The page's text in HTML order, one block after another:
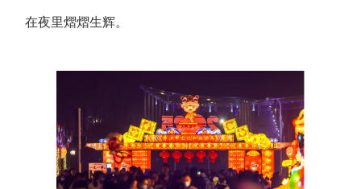
在夜里熠熠生辉。